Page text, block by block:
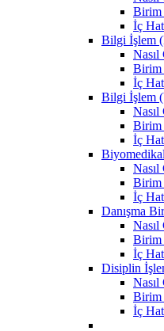
Birim
İç
Bilgi İşlem
Birim
İç
Bilgi İşlem
Birim
İç
Birim
İç
Danışma
Birim
İç
Disiplin
Birim
İç